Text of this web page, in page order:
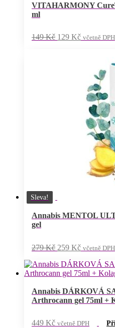
VITAHARMONY
ml
149Kč Původní
129 KčAktuální
včetně DPH
Sleva!
Annabis MENTOL
gel
279Kč Původní
byla:
279 Kč.
259 KčAktuální
je:
259 Kč.
včetně DPH
Annabis DÁRKOVÁ
Arthrocann gel 75ml +
449 Kč včetně DPH